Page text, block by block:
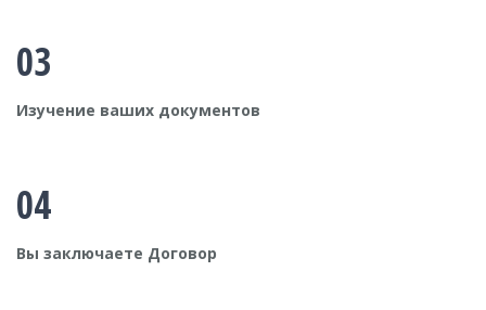
03
Изучение ваших документов
04
Вы заключаете Договор